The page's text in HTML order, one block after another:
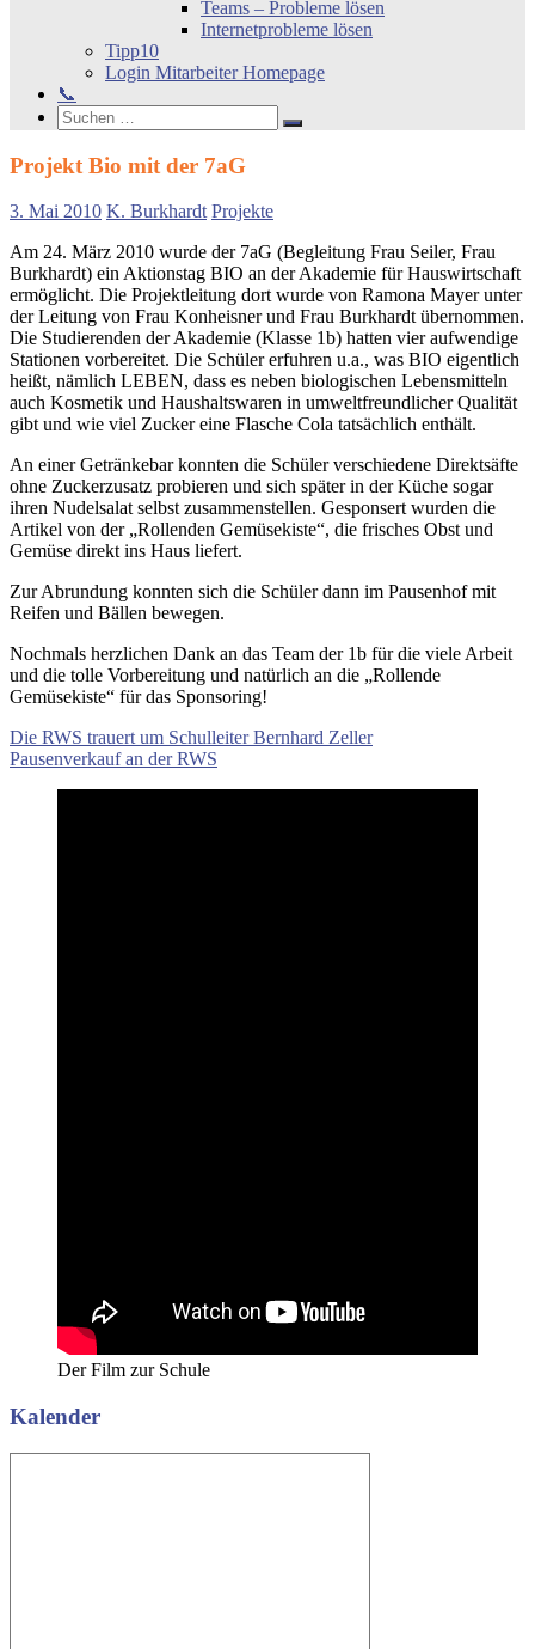
Teams – Probleme lösen
Internetprobleme lösen
Tipp10
Login Mitarbeiter Homepage
📞
Search
Suchen
nach:
Suchen
Projekt Bio mit der 7aG
3. Mai 2010 K. Burkhardt Projekte
Am 24. März 2010 wurde der 7aG (Begleitung Frau Seiler, Frau
Burkhardt) ein Aktionstag BIO an der Akademie für Hauswirtschaft
ermöglicht. Die Projektleitung dort wurde von Ramona Mayer unter
der Leitung von Frau Konheisner und Frau Burkhardt übernommen.
Die Studierenden der Akademie (Klasse 1b) hatten vier aufwendige
Stationen vorbereitet. Die Schüler erfuhren u.a., was BIO eigentlich
heißt, nämlich LEBEN, dass es neben biologischen Lebensmitteln
auch Kosmetik und Haushaltswaren in umweltfreundlicher Qualität
gibt und wie viel Zucker eine Flasche Cola tatsächlich enthält.
An einer Getränkebar konnten die Schüler verschiedene Direktsäfte
ohne Zuckerzusatz probieren und sich später in der Küche sogar
ihren Nudelsalat selbst zusammenstellen. Gesponsert wurden die
Artikel von der „Rollenden Gemüsekiste“, die frisches Obst und
Gemüse direkt ins Haus liefert.
Zur Abrundung konnten sich die Schüler dann im Pausenhof mit
Reifen und Bällen bewegen.
Nochmals herzlichen Dank an das Team der 1b für die viele Arbeit
und die tolle Vorbereitung und natürlich an die „Rollende
Gemüsekiste“ für das Sponsoring!
Beitragsnavigation
Vorheriger
Beitrag:
Die RWS trauert um Schulleiter Bernhard Zeller
Nächster
Pausenverkauf an der RWS
Der Film zur Schule
Kalender